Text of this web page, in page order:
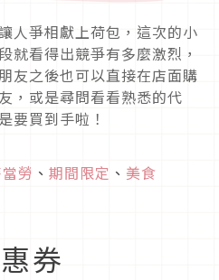
人爭相獻上荷包，這次的小
就看得出競爭有多麼激烈，
友之後也可以直接在店面購
，或是尋問看看熟悉的代
要買到手啦！
勞 、 期間限定 、 美食
券